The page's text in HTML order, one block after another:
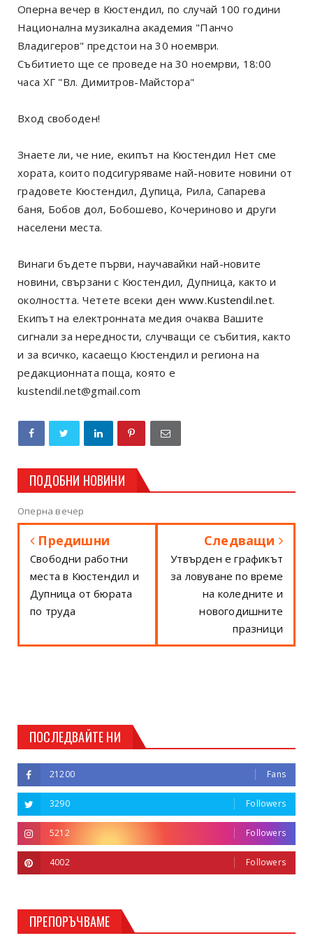
Оперна вечер в Кюстендил, по случай 100 години
Национална музикална академия "Панчо
Владигеров" предстои на 30 ноември.
Събитието ще се проведе на 30 ноемрви, 18:00
часа ХГ "Вл. Димитров-Майстора"
Вход свободен!
Знаете ли, че ние, екипът на Кюстендил Нет сме
хората, които подсигуряваме най-новите новини от
градовете Кюстендил, Дупица, Рила, Сапарева
баня, Бобов дол, Бобошево, Кочериново и други
населени места.
Винаги бъдете първи, научавайки най-новите
новини, свързани с Кюстендил, Дупница, както и
околността. Четете всеки ден www.Kustendil.net.
Екипът на електронната медия очаква Вашите
сигнали за нередности, случващи се събития, както
и за всичко, касаещо Кюстендил и региона на
редакционната поща, която е
kustendil.net@gmail.com
ПОДОБНИ НОВИНИ
Оперна вечер
Предишни
Свободни работни
места в Кюстендил и
Дупница от бюрата
по труда
Следващи
Утвърден е графикът
за ловуване по време
на коледните и
новогодишните
празници
ПОСЛЕДВАЙТЕ НИ
21200 Fans
3290 Followers
5212 Followers
4002 Followers
ПРЕПОРЪЧВАМЕ